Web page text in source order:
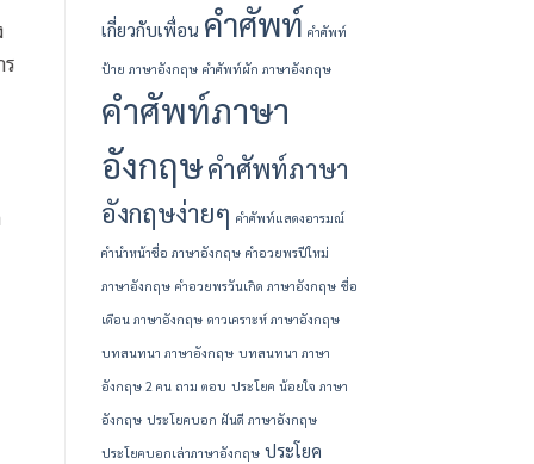
เกี่ยวกับเพื่อน คำศัพท์ คำศัพท์
ป้าย ภาษาอังกฤษ คำศัพท์ผัก ภาษาอังกฤษ
คำศัพท์ภาษา
อังกฤษคำศัพท์ภาษา
อังกฤษง่ายๆ คำศัพท์แสดงอารมณ์
คํานําหน้าชื่อ ภาษาอังกฤษ คําอวยพรปีใหม่
ภาษาอังกฤษ คําอวยพรวันเกิด ภาษาอังกฤษ ชื่อ
เดือน ภาษาอังกฤษ ดาวเคราะห์ ภาษาอังกฤษ
บทสนทนา ภาษาอังกฤษ บทสนทนา ภาษา
อังกฤษ 2 คน ถาม ตอบ ประโยค น้อยใจ ภาษา
อังกฤษ ประโยคบอก ฝันดี ภาษาอังกฤษ
ประโยคบอกเล่าภาษาอังกฤษ ประโยค